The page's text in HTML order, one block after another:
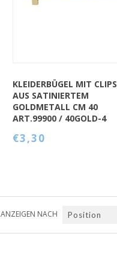
KLEIDERBÜGEL MIT CLIPS
AUS SATINIERTEM
GOLDMETALL CM 40
ART.99900 / 40GOLD-4
€3,30
ANZEIGEN NACH Position